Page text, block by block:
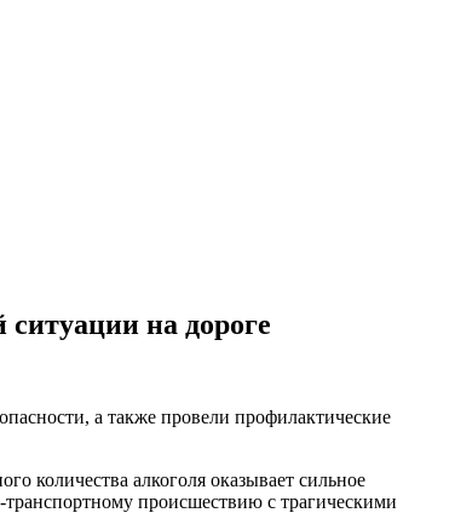
на дороге
а также провели профилактические
количества алкоголя оказывает сильное
происшествию с трагическими